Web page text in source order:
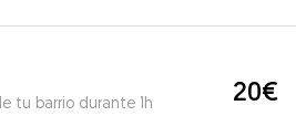
tu barrio durante 1h 20€